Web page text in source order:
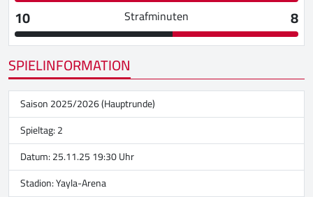
10
Strafminuten
8
SPIELINFORMATION
Saison 2025/2026 (Hauptrunde)
Spieltag: 2
Datum: 25.11.25 19:30 Uhr
Stadion:Yayla-Arena